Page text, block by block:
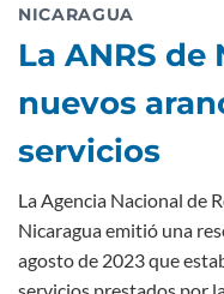
NICARAGUA
La ANRS
nuevos
servicios
La Agencia Nacional de
Nicaragua emitió una
agosto de 2023 que